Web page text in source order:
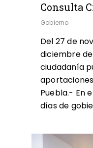
Consulta
Gobierno
Del 27 de
diciembre
ciudadanía
Puebla.- En
días de